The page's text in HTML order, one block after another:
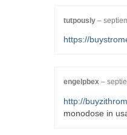
tutpously –
https://
engelpbex –
http://
monodose in